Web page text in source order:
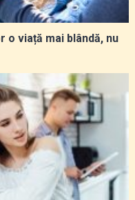
o viață mai blândă, nu